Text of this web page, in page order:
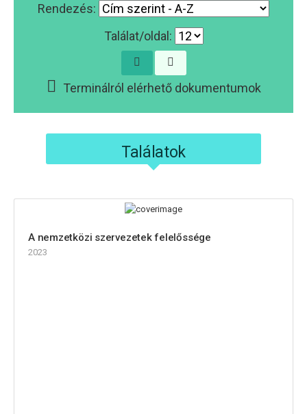
Rendezés:
Találat/oldal:
Terminálról elérhető dokumentumok
Találatok
A nemzetközi szervezetek felelőssége
2023